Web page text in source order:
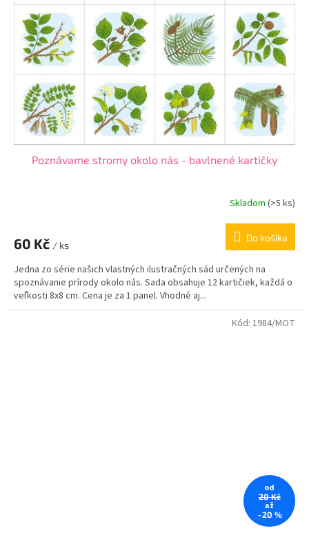
Poznávame stromy okolo nás - bavlnené kartičky
Skladom (>5 ks)
60 Kč / ks
Do košíka
Jedna zo série našich vlastných ilustračných sád určených na
spoznávanie prírody okolo nás. Sada obsahuje 12 kartičiek, každá o
veľkosti 8x8 cm. Cena je za 1 panel. Vhodné aj...
od
20 Kč
až
–20 %
Kód: 1984/MOT